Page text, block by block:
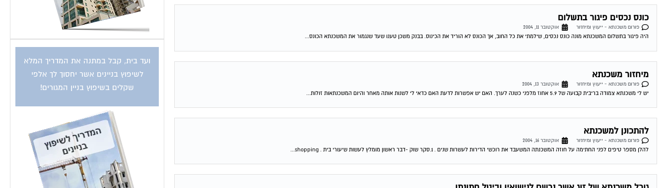
כונס נכסים פיגור בתשלום
פורום משכנתא - ייעוץ ומיחזור
אוקטובר 11, 2004
היה פיגור בתשלום המשכנתא מונה כונס נכסים, שילמתי את כל החוב, אך הכונס לא הוריד את הכינוס. בבנק משכן טענו שעד שנגמור את המשכנתא הכונס...
מיחזור משכנתא
פורום משכנתא - ייעוץ ומיחזור
אוקטובר 13, 2004
יש לי משכנתא צמודה בריבית קבועה של 5.9 אחוז מלפני כשנה לערך. האם יש אפשרות לדעת האם כדאי לי לשנות אותה מאחר והיום המשכנתאות זולות...
להתכונן למשכנתא
פורום משכנתא - ייעוץ ומיחזור
אוקטובר 16, 2004
להלן מספר טיפים לפני החתימה על חוזה המשכנתה המשעבד את רוכשי הדירות לעשרות שנים . 1.סקר שוק -דבר ראשון מומלץ לעשות שיעורי בית . shopping...
ועד בית, קבל במתנה את המדריך המלא
לשיפוץ בניינים אשר יחסוך לך אלפי
שקלים בשיפוץ בניין המגורים!